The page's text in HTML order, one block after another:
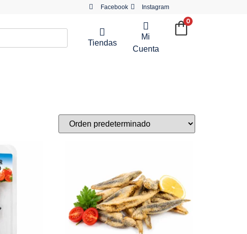
Facebook Instagram
Tiendas
Mi
Cuenta
0